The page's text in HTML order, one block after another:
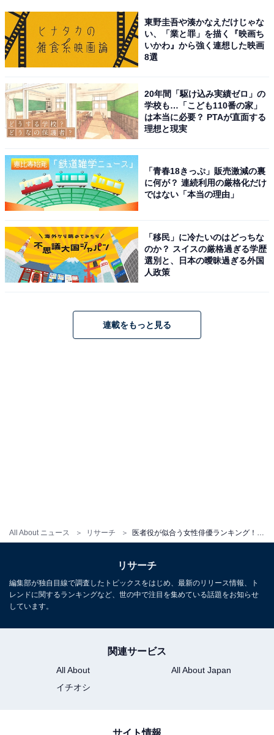
All About ニュース リサーチ 医者役が似合う女性俳優ランキング！ 1位は『ドクターX』主演の「米倉涼子」、続く2位は？
東野圭吾や湊かなえだけじゃな
い、「業と罪」を描く『映画ち
いかわ』から強く連想した映画
8選
20年間「駆け込み実績ゼロ」の
学校も…「こども110番の家」
は本当に必要？ PTAが直面する
理想と現実
「青春18きっぷ」販売激減の裏
に何が？ 連続利用の厳格化だけ
ではない「本当の理由」
「移民」に冷たいのはどっちな
のか？ スイスの厳格過ぎる学歴
選別と、日本の曖昧過ぎる外国
人政策
連載をもっと見る
リサーチ
編集部が独自目線で調査したトピックスをはじめ、最新のリリース情報、ト
レンドに関するランキングなど、世の中で注目を集めている話題をお知らせ
しています。
関連サービス
All About
All About Japan
イチオシ